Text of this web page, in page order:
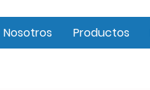
Nosotros Productos